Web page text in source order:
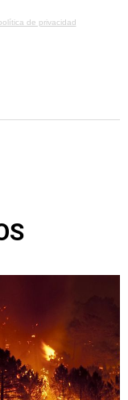
de privacidad